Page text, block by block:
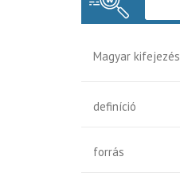
Magyar kifejezés
definíció
forrás